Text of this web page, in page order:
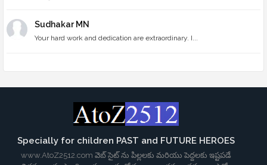
Sudhakar MN
Your hard work and dedication are extraordinary. I...
Specially for children PAST and FUTURE HEROES
www.AtoZ2512.com వెబ్ సైట్ ను పిల్లలకు మరియు పెద్దలకు ఇష్టపడే